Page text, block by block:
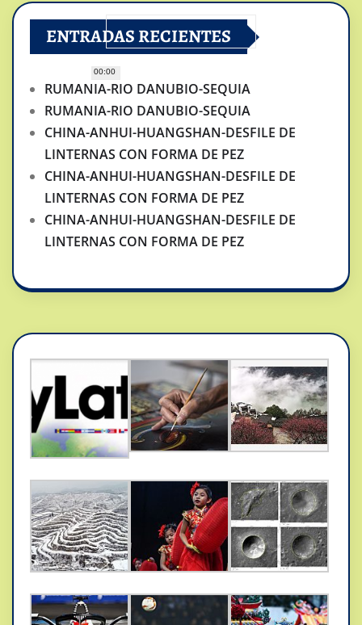
00:00
ENTRADAS RECIENTES
RUMANIA-RIO DANUBIO-SEQUIA
RUMANIA-RIO DANUBIO-SEQUIA
CHINA-ANHUI-HUANGSHAN-DESFILE DE
LINTERNAS CON FORMA DE PEZ
CHINA-ANHUI-HUANGSHAN-DESFILE DE
LINTERNAS CON FORMA DE PEZ
CHINA-ANHUI-HUANGSHAN-DESFILE DE
LINTERNAS CON FORMA DE PEZ